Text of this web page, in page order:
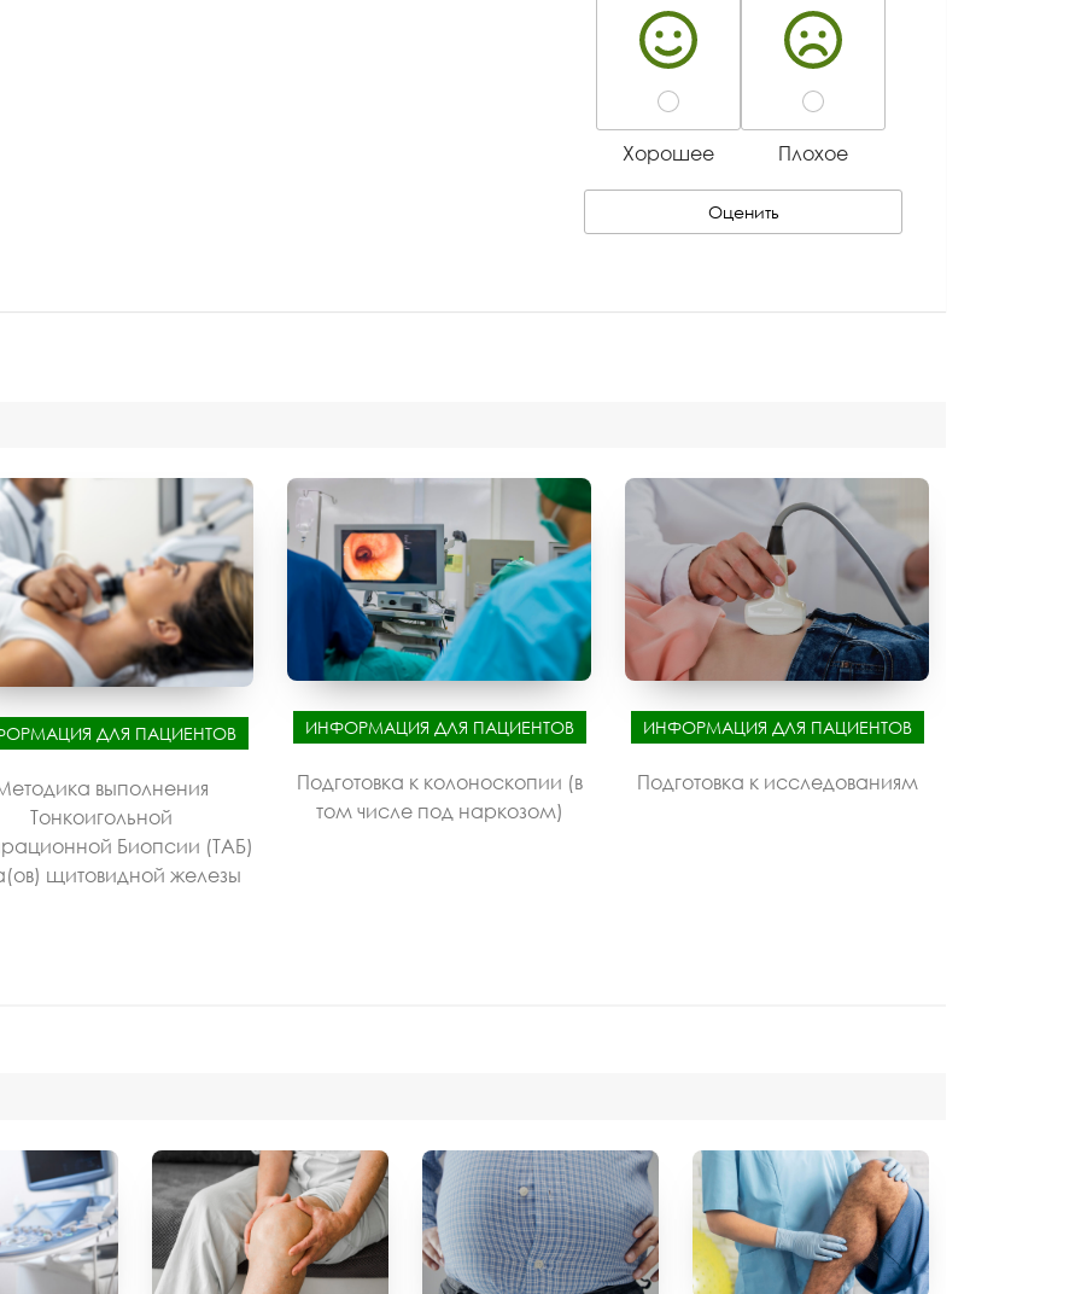
Хорошее Плохое
Оценить
ДЛЯ ПАЦИЕНТОВ
выполнения
Тонкоигольной
Биопсии (ТАБ)
щитовидной железы
ИНФОРМАЦИЯ ДЛЯ ПАЦИЕНТОВ
Подготовка к колоноскопии (в
том числе под наркозом)
ИНФОРМАЦИЯ ДЛЯ ПАЦИЕНТОВ
Подготовка к исследованиям